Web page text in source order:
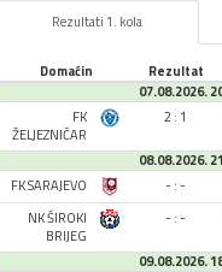
Rezultati 1. kola
Domaćin Rezultat
07.08.2026.
FK
ŽELJEZNIČAR
2 : 1
08.08.2026.
FK SARAJEVO
- : -
NK ŠIROKI
BRIJEG
- : -
09.08.2026.